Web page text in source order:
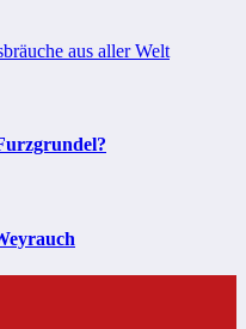
aus aller Welt